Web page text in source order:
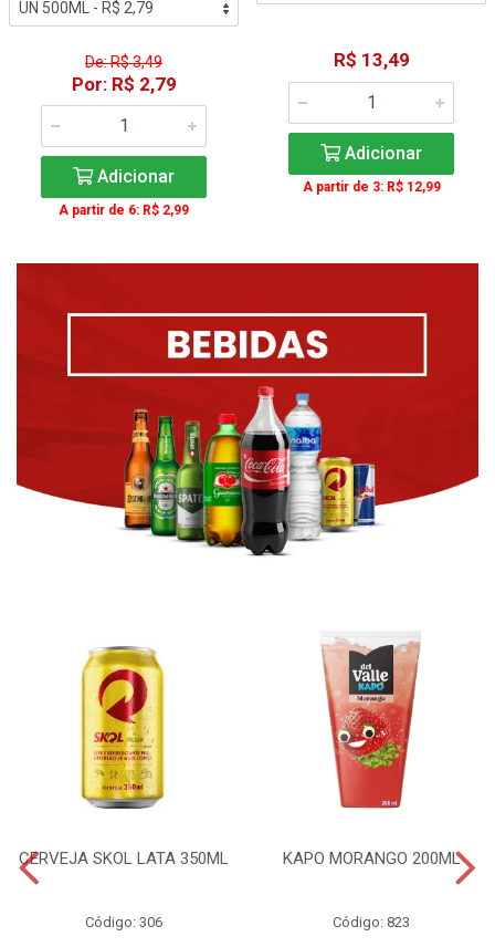
De: R$ 3,49
Por: R$ 2,79
Adicionar
A partir de 6: R$ 2,99
R$ 13,49
Adicionar
A partir de 3: R$ 12,99
CERVEJA SKOL LATA 350ML
Código: 306
KAPO MORANGO 200ML
Código: 823